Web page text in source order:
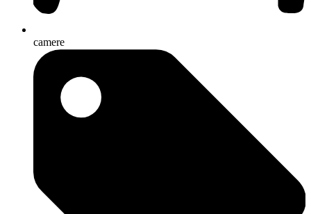
camere